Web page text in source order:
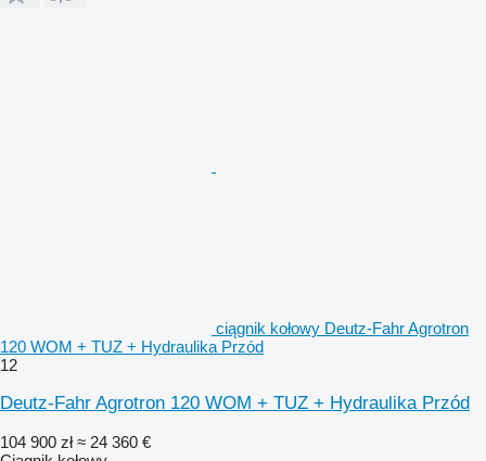
ciągnik kołowy Deutz-Fahr Agrotron
120 WOM + TUZ + Hydraulika Przód
12
Deutz-Fahr Agrotron 120 WOM + TUZ + Hydraulika Przód
104 900 zł ≈ 24 360 €